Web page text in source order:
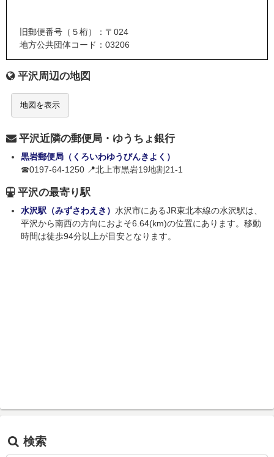
旧郵便番号（５桁）：〒024
地方公共団体コード：03206
平沢周辺の地図
地図を表示
平沢近隣の郵便局・ゆうちょ銀行
黒岩郵便局（くろいわゆうびんきよく）
☎0197-64-1250 📍北上市黒岩19地割21-1
平沢の最寄り駅
水沢駅（みずさわえき） 水沢市にあるJR東北本線の水沢駅は、
平沢から南西の方向におよそ6.64(km)の位置にあります。移動
時間は徒歩94分以上が目安となります。
検索